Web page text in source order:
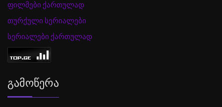
ფილმები ქართულად
თურქული სერიალები
სერიალები ქართულად
Გამოწერა